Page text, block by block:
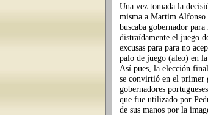
Una vez tomada la
misma a Martim Alfonso
buscaba gobernador
distraídamente el juego
excusas para para no
palo de juego (aleo) en
Así pues, la elección
se convirtió en el primer
gobernadores
que fue utilizado por
de sus manos por la